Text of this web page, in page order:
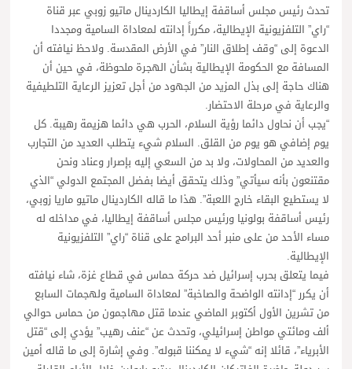
تحدث رئيس مجلس أساقفة إيطاليا الكاردينال ماتيو زوبي عبر قناة
“راي” التلفزيونية الإيطالية، مكرراً إدانته لمعاداة السامية ومجددا
الدعوة إلى “وقف إطلاق النار” في الأرض المقدسة. ولاحظ نيافته أن
المسافة مع الحكومة الإيطالية بشأن الهجرة ملحوظة، في حين أن
هناك حاجة إلى بذل المزيد من الجهود من أجل تعزيز الرعاية التلطيفية
والرعاية في مرحلة الاحتضار.
“يجب أن نحاول دائما رؤية السلام، الحرب هي دائما هزيمة رهيبة. كل
يوم إضافي هو يوم من القلق. السلام شيء يتطلب العديد من التجارب
والعديد من المحاولات، ولا بد من السعي إليه بإصرار وعناد ونحن
مقتنعون بأنه سيأتي” وذلك يتحقق أيضا بفضل المجتمع الدولي “الذي
لا يستطيع البقاء خارج اللعبة”. هذا ما قاله الكاردينال ماتيو ماريا زوبي،
رئيس أساقفة بولونيا ورئيس مجلس أساقفة إيطاليا، في مداخله له
مساء الأحد من على منبر أحد البرامج على قناة “راي” التلفزيونية
الإيطالية.
فيما يتعلق بحرب إسرائيل ضد حركة حماس في قطاع غزة، شاء نيافته
أن يكرر “إدانته الواضحة والصاخبة” لمعاداة السامية ولهجمات السابع
من تشرين الأول أكتوبر الماضي عندما قتل مهاجمون من حماس حوالي
ألف ومائتي مواطن إسرائيلي، وتحدث عن “عنف رهيب” يؤدي إلى “قتل
الأبرياء”، قائلا إنه “شيء لا يمكننا قبوله”. وفي إشارة إلى ما قاله أمين